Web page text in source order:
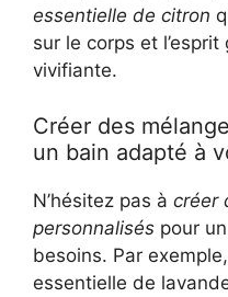
essentielle de citron
sur le corps et
vivifiante.
Créer des
un bain adapté à
N’hésitez pas à créer
personnalisés pour
besoins. Par
essentielle de